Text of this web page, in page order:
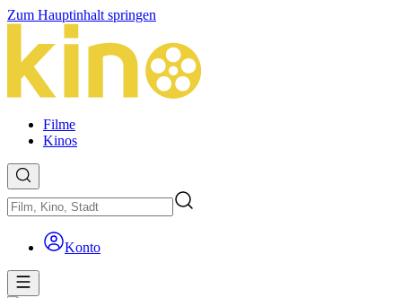
Zum Hauptinhalt springen
Filme
Kinos
Konto